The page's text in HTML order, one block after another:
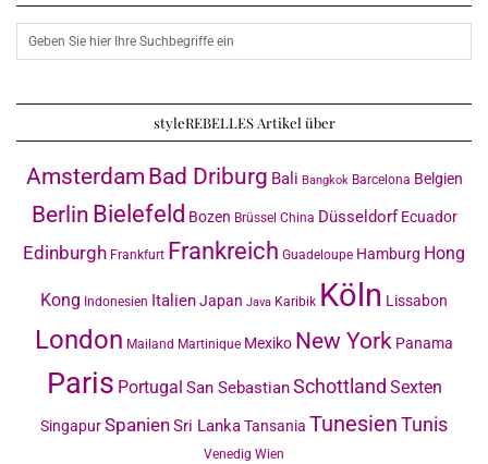
styleREBELLES Artikel über
Amsterdam Bad Driburg Bali Bangkok Barcelona Belgien
Berlin Bielefeld Bozen Brüssel China Düsseldorf Ecuador
Edinburgh Frankfurt Frankreich Guadeloupe Hamburg Hong
Kong Indonesien ItalienJapan Java Karibik Köln Lissabon
London Mailand Martinique Mexiko New York Panama
Paris Portugal San SebastianSchottland Sexten
SingapurSpanienSri LankaTansania TunesienTunis
Venedig Wien